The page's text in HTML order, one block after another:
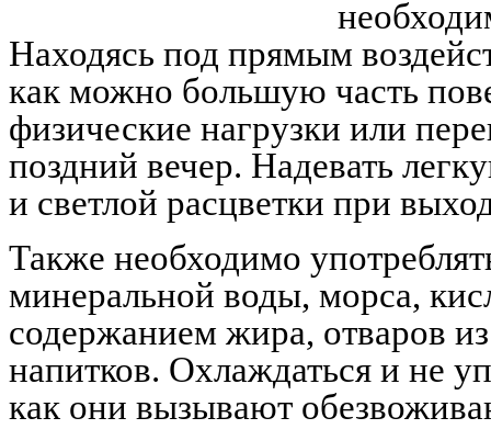
Находясь под прямым
как можно большую часть
физические нагрузки или
поздний вечер. Надевать
и светлой расцветки при
Также необходимо
минеральной воды, морса,
содержанием жира, отваров
напитков. Охлаждаться и не
как они вызывают